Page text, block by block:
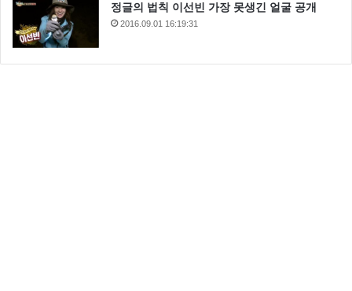
정글의 법칙 이선빈 가장 못생긴 얼굴 공개
2016.09.01 16:19:31